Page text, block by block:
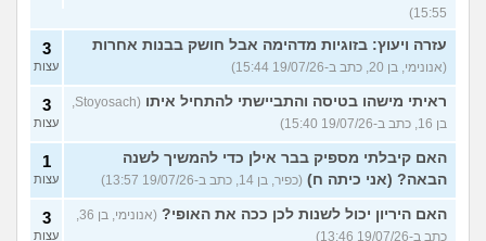
15:55)
עזרה ויעוץ: בזוגיות מדהימה אבל חושק בבנות אחרות
(אנונימי, בן 20, כתב ב-19/07/26 15:44)
3
עצות
ראיתי מישהו בטיסה והתביישתי להתחיל איתו
בן 16, כתב ב-19/07/26 15:40)
3
עצות
האם קיבלתי מספיק בבר אילן כדי להמשיך לשנה
הבאה? (אני כיתה ח) (כפיר, בן 14, כתב ב-19/07/26 13:57)
1
עצות
האם היריון יכול לשנות לכן ככה את האופי?
כתב ב-19/07/26 13:46)
3
עצות